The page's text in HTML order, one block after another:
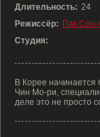
Длительность: 24
Режиссёр: Пак Сон-
Студия:
В Корее начинается
Чин Мо-ри,
деле это не просто